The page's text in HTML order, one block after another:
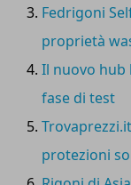
Fedrigoni
proprietà
Il nuovo hub
fase di test
protezioni